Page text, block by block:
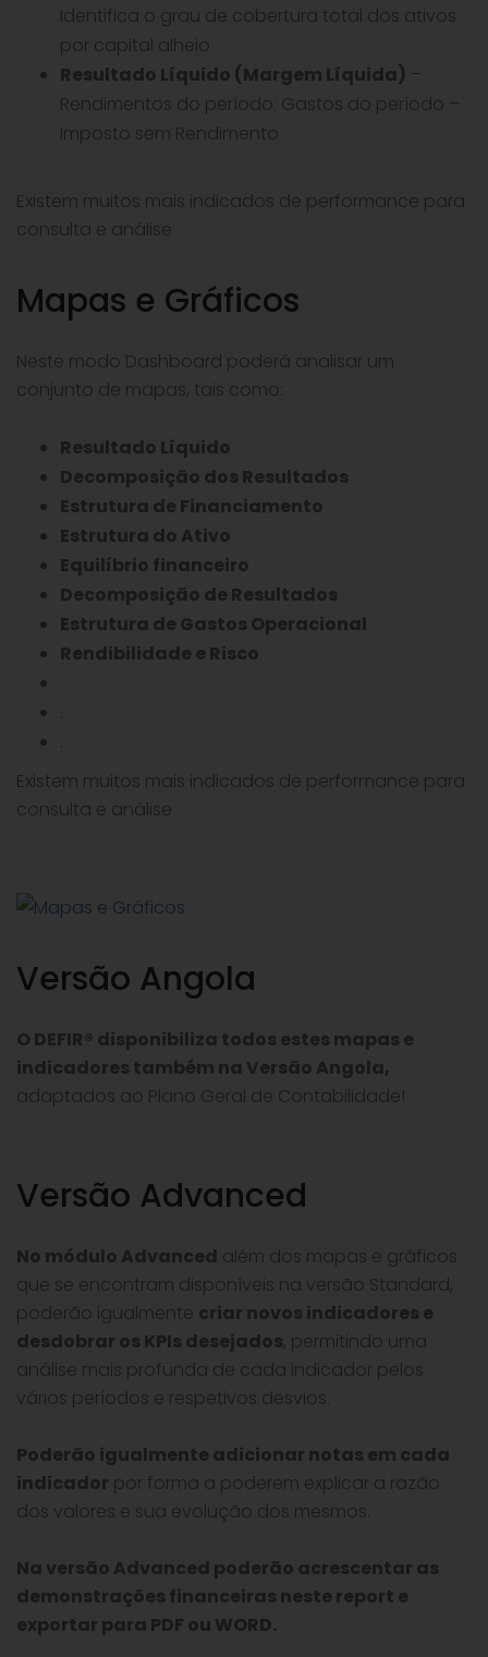
Identifica o grau de cobertura total dos ativos
por capital alheio
Resultado Líquido (Margem Líquida) –
Rendimentos do período: Gastos do período –
Imposto sem Rendimento
Existem muitos mais indicados de performance para
consulta e análise
Mapas e Gráficos
Neste modo Dashboard poderá analisar um
conjunto de mapas, tais como:
Resultado Líquido
Decomposição dos Resultados
Estrutura de Financiamento
Estrutura do Ativo
Equilíbrio financeiro
Decomposição de Resultados
Estrutura de Gastos Operacional
Rendibilidade e Risco
Existem muitos mais indicados de performance para
consulta e análise
Versão Angola
O DEFIR® disponibiliza todos estes mapas e
indicadores também na Versão Angola,
adaptados ao Plano Geral de Contabilidade!
Versão Advanced
No módulo Advanced além dos mapas e gráficos
que se encontram disponíveis na versão Standard,
poderão igualmente criar novos indicadores e
desdobrar os KPIs desejados, permitindo uma
análise mais profunda de cada indicador pelos
vários períodos e respetivos desvios.
Poderão igualmente adicionar notas em cada
indicador por forma a poderem explicar a razão
dos valores e sua evolução dos mesmos.
Na versão Advanced poderão acrescentar as
demonstrações financeiras neste report e
exportar para PDF ou WORD.